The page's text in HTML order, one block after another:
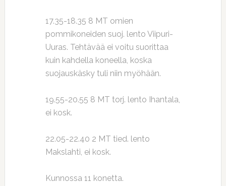
17.35-18.35 8 MT omien
pommikoneiden suoj. lento Viipuri-
Uuras. Tehtävää ei voitu suorittaa
kuin kahdella koneella, koska
suojauskäsky tuli niin myöhään.
19.55-20.55 8 MT torj. lento Ihantala,
ei kosk.
22.05-22.40 2 MT tied. lento
Makslahti, ei kosk.
Kunnossa 11 konetta.